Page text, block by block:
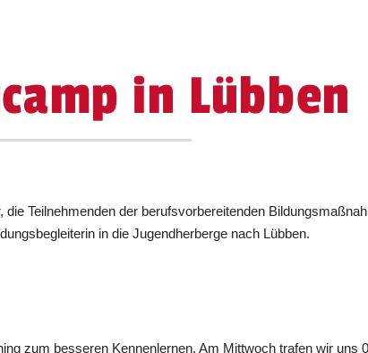
in Lübben
Teilnehmenden der berufsvorbereitenden
in die Jugendherberge nach Lübben.
zum besseren Kennenlernen. Am Mittwoch trafen wir uns